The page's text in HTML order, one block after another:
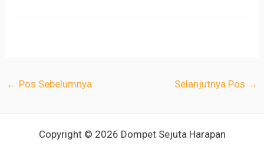
← Pos Sebelumnya Selanjutnya Pos →
Copyright © 2026 Dompet Sejuta Harapan